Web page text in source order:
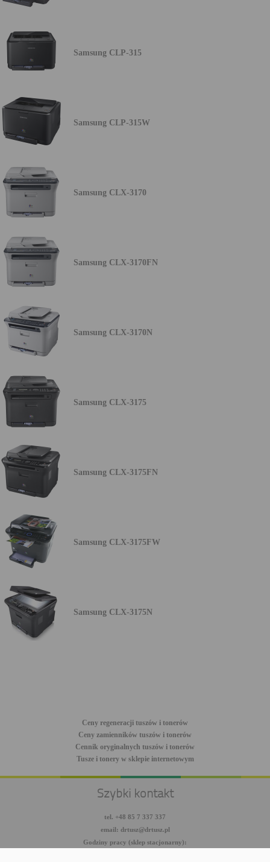
Samsung CLP-315
Samsung CLP-315W
Samsung CLX-3170
Samsung CLX-3170FN
Samsung CLX-3170N
Samsung CLX-3175
Samsung CLX-3175FN
Samsung CLX-3175FW
Samsung CLX-3175N
Ceny regeneracji tuszów i tonerów
Ceny zamienników tuszów i tonerów
Cennik oryginalnych tuszów i tonerów
Tusze i tonery w sklepie internetowym
Szybki kontakt
tel. +48 85 7 337 337
email: drtusz@drtusz.pl
Godziny pracy (sklep stacjonarny):